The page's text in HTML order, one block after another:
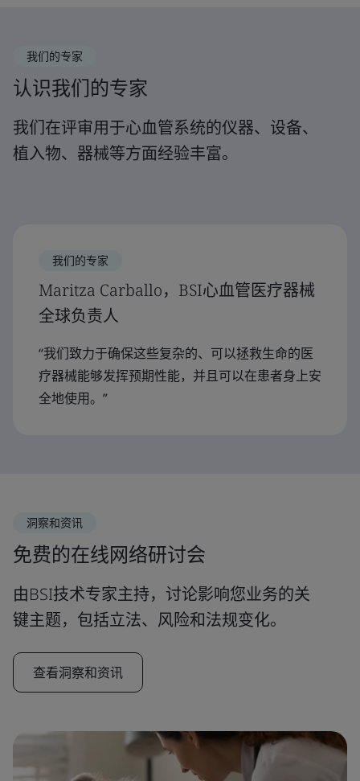
我们的专家
认识我们的专家
我们在评审用于心血管系统的仪器、设备、
植入物、器械等方面经验丰富。
我们的专家
Maritza Carballo，BSI心血管医疗器械
全球负责人
“我们致力于确保这些复杂的、可以拯救生命的医
疗器械能够发挥预期性能，并且可以在患者身上安
全地使用。”
洞察和资讯
免费的在线网络研讨会
由BSI技术专家主持，讨论影响您业务的关
键主题，包括立法、风险和法规变化。
查看洞察和资讯